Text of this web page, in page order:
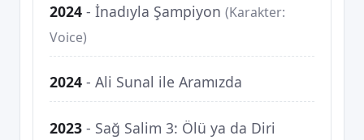
2024 - İnadıyla Şampiyon (Karakter:
Voice)
2024 - Ali Sunal ile Aramızda
2023 - Sağ Salim 3: Ölü ya da Diri